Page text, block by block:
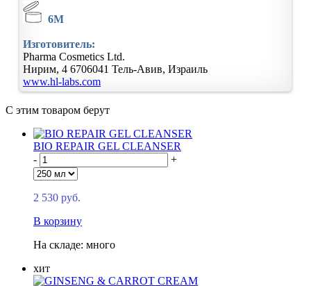
6M
Изготовитель:
Pharma Cosmetics Ltd.
Нирим, 4 6706041 Тель-Авив, Израиль
www.hl-labs.com
С этим товаром берут
BIO REPAIR GEL CLEANSER
-
+
2 530 руб.
В корзину
На складе: много
хит